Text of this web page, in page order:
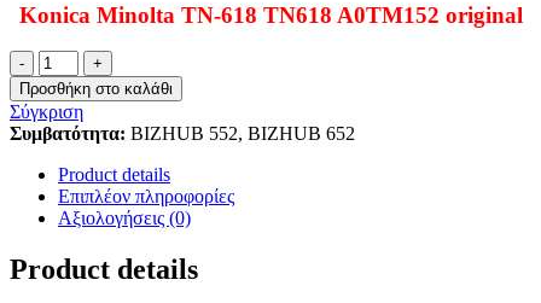
Konica Minolta TN-618 TN618 A0TM152 original
Toner
Konica
Minolta
TN-
618
TN618
A0TM152
Original
ποσότητα
Προσθήκη στο καλάθι
Σύγκριση
Συμβατότητα: BIZHUB 552, BIZHUB 652
Product details
Επιπλέον πληροφορίες
Αξιολογήσεις (0)
Product details